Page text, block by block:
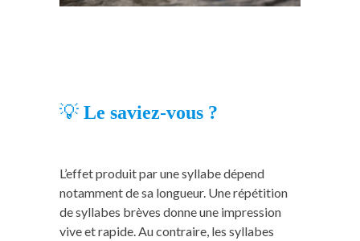
💡 Le saviez-vous ?
L’effet produit par une syllabe dépend
notamment de sa longueur. Une répétition
de syllabes brèves donne une impression
vive et rapide. Au contraire, les syllabes